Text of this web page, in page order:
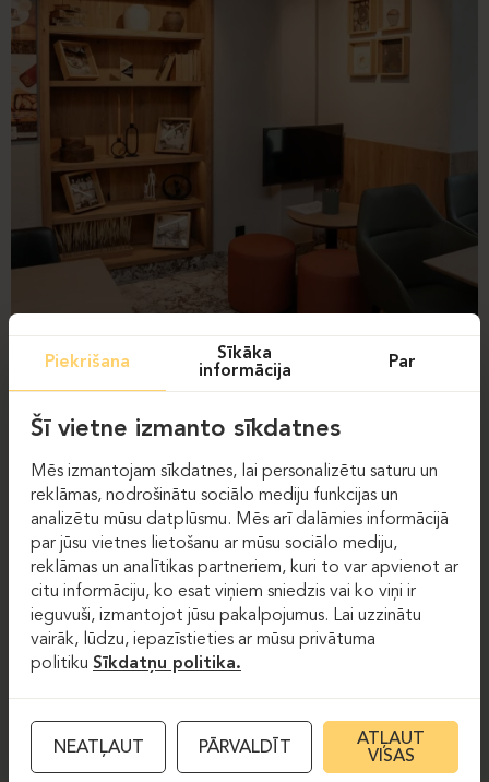
Piekrišana
Sīkāka
informācija
Par
Šī vietne izmanto sīkdatnes
Mēs izmantojam sīkdatnes, lai personalizētu saturu un
reklāmas, nodrošinātu sociālo mediju funkcijas un
analizētu mūsu datplūsmu. Mēs arī dalāmies informācijā
par jūsu vietnes lietošanu ar mūsu sociālo mediju,
reklāmas un analītikas partneriem, kuri to var apvienot ar
citu informāciju, ko esat viņiem sniedzis vai ko viņi ir
ieguvuši, izmantojot jūsu pakalpojumus. Lai uzzinātu
vairāk, lūdzu, iepazīstieties ar mūsu privātuma
politiku Sīkdatņu politika.
NEATĻAUT PĀRVALDĪT
ATĻAUT
VISAS